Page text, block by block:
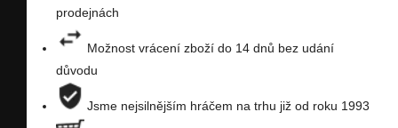
prodejnách
Možnost vrácení zboží do 14 dnů bez udání
důvodu
Jsme nejsilnějším hráčem na trhu již od roku 1993